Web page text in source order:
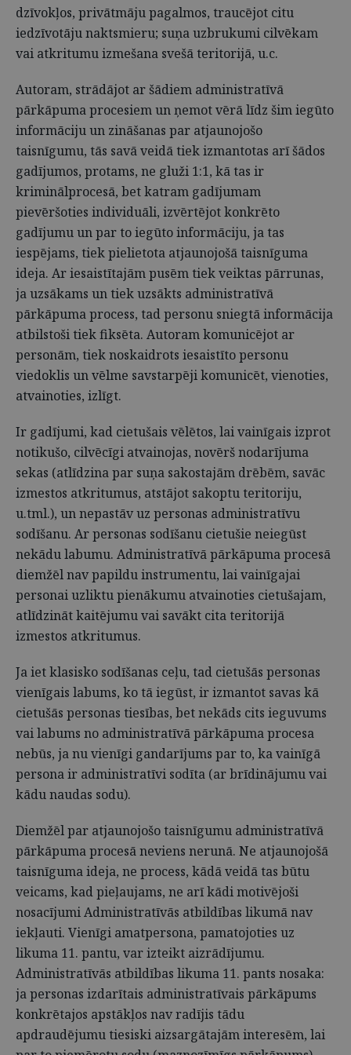
dzīvokļos, privātmāju pagalmos, traucējot citu
iedzīvotāju naktsmieru; suņa uzbrukumi cilvēkam
vai atkritumu izmešana svešā teritorijā, u.c.
Autoram, strādājot ar šādiem administratīvā
pārkāpuma procesiem un ņemot vērā līdz šim iegūto
informāciju un zināšanas par atjaunojošo
taisnīgumu, tās savā veidā tiek izmantotas arī šādos
gadījumos, protams, ne gluži 1:1, kā tas ir
kriminālprocesā, bet katram gadījumam
pievēršoties individuāli, izvērtējot konkrēto
gadījumu un par to iegūto informāciju, ja tas
iespējams, tiek pielietota atjaunojošā taisnīguma
ideja. Ar iesaistītajām pusēm tiek veiktas pārrunas,
ja uzsākams un tiek uzsākts administratīvā
pārkāpuma process, tad personu sniegtā informācija
atbilstoši tiek fiksēta. Autoram komunicējot ar
personām, tiek noskaidrots iesaistīto personu
viedoklis un vēlme savstarpēji komunicēt, vienoties,
atvainoties, izlīgt.
Ir gadījumi, kad cietušais vēlētos, lai vainīgais izprot
notikušo, cilvēcīgi atvainojas, novērš nodarījuma
sekas (atlīdzina par suņa sakostajām drēbēm, savāc
izmestos atkritumus, atstājot sakoptu teritoriju,
u.tml.), un nepastāv uz personas administratīvu
sodīšanu. Ar personas sodīšanu cietušie neiegūst
nekādu labumu. Administratīvā pārkāpuma procesā
diemžēl nav papildu instrumentu, lai vainīgajai
personai uzliktu pienākumu atvainoties cietušajam,
atlīdzināt kaitējumu vai savākt cita teritorijā
izmestos atkritumus.
Ja iet klasisko sodīšanas ceļu, tad cietušās personas
vienīgais labums, ko tā iegūst, ir izmantot savas kā
cietušās personas tiesības, bet nekāds cits ieguvums
vai labums no administratīvā pārkāpuma procesa
nebūs, ja nu vienīgi gandarījums par to, ka vainīgā
persona ir administratīvi sodīta (ar brīdinājumu vai
kādu naudas sodu).
Diemžēl par atjaunojošo taisnīgumu administratīvā
pārkāpuma procesā neviens nerunā. Ne atjaunojošā
taisnīguma ideja, ne process, kādā veidā tas būtu
veicams, kad pieļaujams, ne arī kādi motivējoši
nosacījumi Administratīvās atbildības likumā nav
iekļauti. Vienīgi amatpersona, pamatojoties uz
likuma 11. pantu, var izteikt aizrādījumu.
Administratīvās atbildības likuma 11. pants nosaka:
ja personas izdarītais administratīvais pārkāpums
konkrētajos apstākļos nav radījis tādu
apdraudējumu tiesiski aizsargātajām interesēm, lai